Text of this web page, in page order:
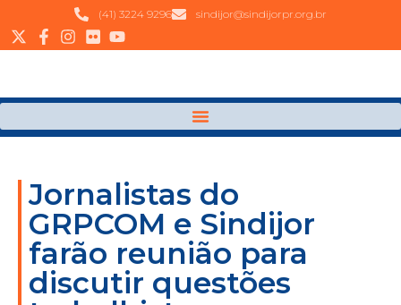
(41) 3224 9296 sindijor@sindijorpr.org.br
Jornalistas do
GRPCOM e Sindijor
farão reunião para
discutir questões